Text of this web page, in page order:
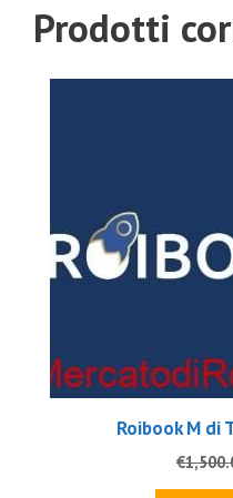
Prodotti
Roibook M di
€